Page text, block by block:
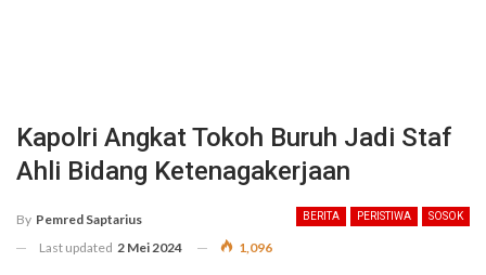
Kapolri Angkat Tokoh Buruh Jadi Staf
Ahli Bidang Ketenagakerjaan
BERITA PERISTIWA SOSOK
By Pemred Saptarius
Last updated 2 Mei 2024 1,096